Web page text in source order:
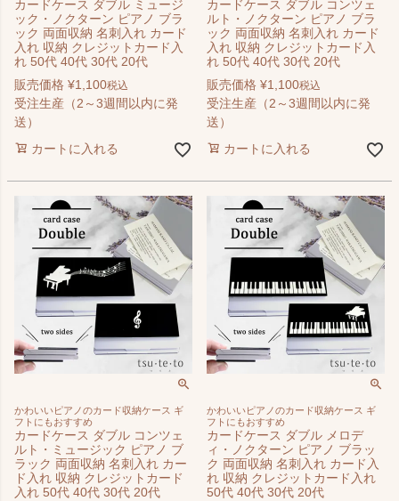
カードケース ダブル ミュージ
ック・ノクターン ピアノ ブラ
ック 両面収納 名刺入れ カード
入れ 収納 クレジットカード入
れ 50代 40代 30代 20代
販売価格 ¥1,100税込
受注生産（2～3週間以内に発
送）
カートに入れる
カードケース ダブル コンツェ
ルト・ノクターン ピアノ ブラ
ック 両面収納 名刺入れ カード
入れ 収納 クレジットカード入
れ 50代 40代 30代 20代
販売価格 ¥1,100税込
受注生産（2～3週間以内に発
送）
カートに入れる
かわいいピアノのカード収納ケース ギ
フトにもおすすめ
カードケース ダブル コンツェ
ルト・ミュージック ピアノ ブ
ラック 両面収納 名刺入れ カー
ド入れ 収納 クレジットカード
入れ 50代 40代 30代 20代
かわいいピアノのカード収納ケース ギ
フトにもおすすめ
カードケース ダブル メロデ
ィ・ノクターン ピアノ ブラッ
ク 両面収納 名刺入れ カード入
れ 収納 クレジットカード入れ
50代 40代 30代 20代